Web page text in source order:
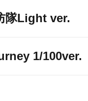
隊Light ver.
1/100ver.